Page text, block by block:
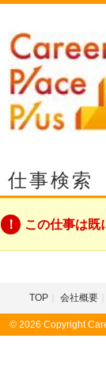
仕事検索
この仕事は既
TOP 会社概要
© 2026 Copyright